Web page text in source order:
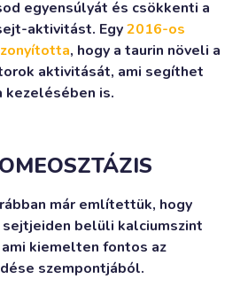
egyensúlyát és csökkenti a
aktivitást. Egy2016-os
, hogy a taurin növeli a
aktivitását, ami segíthet
kezelésében is.
már említettük, hogy
belüli kalciumszint
kiemelten fontos az
szempontjából.